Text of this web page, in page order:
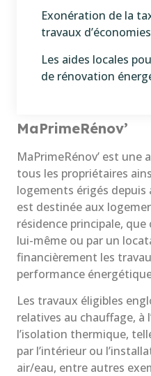
Exonération de la
travaux
Les aides locales
de rénovation
MaPrimeRénov’
MaPrimeRénov’ est une
tous les propriétaires
logements érigés depuis
est destinée aux
résidence principale,
lui-même ou par un
financièrement les
performance
Les travaux éligibles
relatives au chauffage, à
l’isolation thermique,
par l’intérieur ou
air/eau, entre autres